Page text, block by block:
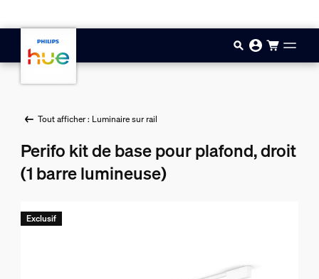
Tout afficher : Luminaire sur rail
Perifo kit de base pour plafond, droit
(1 barre lumineuse)
Exclusif